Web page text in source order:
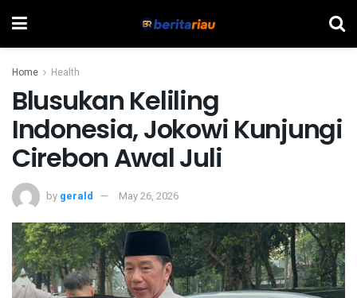
Home Health
Blusukan Keliling
Indonesia, Jokowi Kunjungi
Cirebon Awal Juli
by gerald May 26, 2026